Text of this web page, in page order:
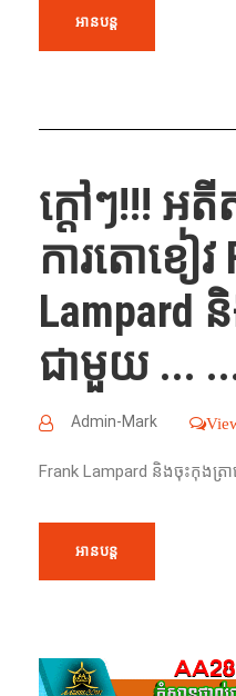
អានបន្ត
ក្តៅៗ​!!!​ អតី
ការតោខៀវ
Lampard
ជាមួយ ...
Admin-Mark
Frank Lampard និងចុះកុងត្រា
អានបន្ត